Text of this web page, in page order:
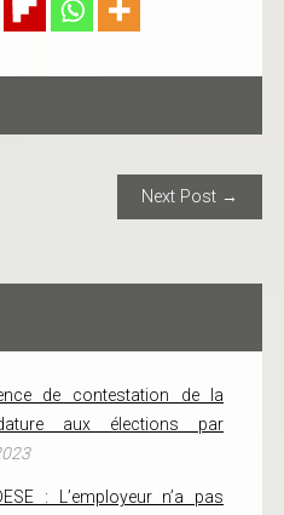
Next Post →
de contestation de la
aux élections par
: L’employeur n’a pas